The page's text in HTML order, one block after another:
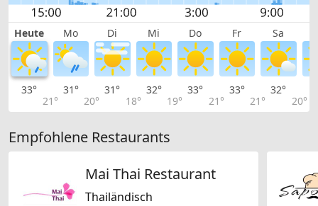
Heute Mo Di Mi Do Fr Sa
33°
21°
31°
20°
31°
18°
32°
19°
33°
21°
33°
21°
32°
20°
Empfohlene Restaurants
Mai Thai Restaurant
Thailändisch